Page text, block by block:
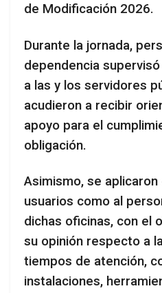
de Modificación 2026.
Durante la jornada,
dependencia
a las y los servidores
acudieron a recibir
apoyo para el
obligación.
Asimismo, se
usuarios como al
dichas oficinas, con el
su opinión respecto a
tiempos de atención,
instalaciones,